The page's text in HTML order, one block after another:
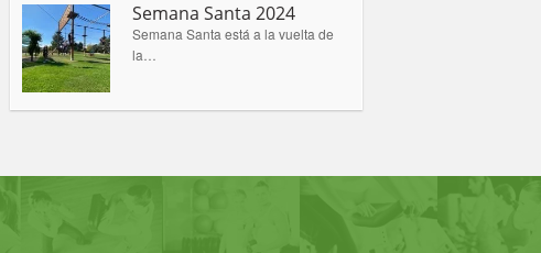
Semana Santa 2024
Semana Santa está a la vuelta de
la…